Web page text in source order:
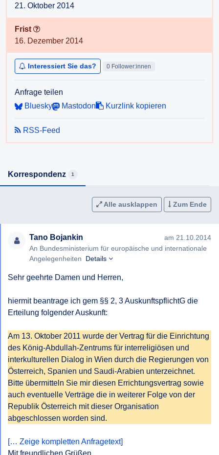
21. Oktober 2014
Frist
16. Dezember 2014
Interessiert Sie das? 0 Follower:innen
Anfrage teilen
Bluesky
Mastodon Kurzlink kopieren
RSS-Feed
Korrespondenz 1
Alle ausklappen Zum Ende
Tano Bojankin
am 21.10.2014
An Bundesministerium für europäische und internationale
Angelegenheiten
Details
Sehr geehrte Damen und Herren,
hiermit beantrage ich gem §§ 2, 3 AuskunftspflichtG die
Erteilung folgender Auskunft:
Am 13. Oktober 2011 wurde der Vertrag für die Einrichtung
des König-Abdullah-Zentrums für interreligiösen und
interkulturellen Dialog in Wien durch die Regierungen von
Österreich, Spanien und Saudi-Arabien unterzeichnet.
Bitte übermitteln Sie mir diesen Errichtungsvertrag sowie
auch eventuelle Verträge die in weiterer Folge von der
Republik Österreich mit dieser Organisation
abgeschlossen worden sind.
[… Zeige kompletten Anfragetext]
Mit freundlichen Grüßen